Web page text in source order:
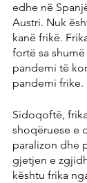
edhe në
Austri. Nuk
kanë frikë.
fortë sa
pandemi të
pandemi frike.
Sidoqoftë,
shoqëruese e
paralizon dhe
gjetjen e
kështu frika